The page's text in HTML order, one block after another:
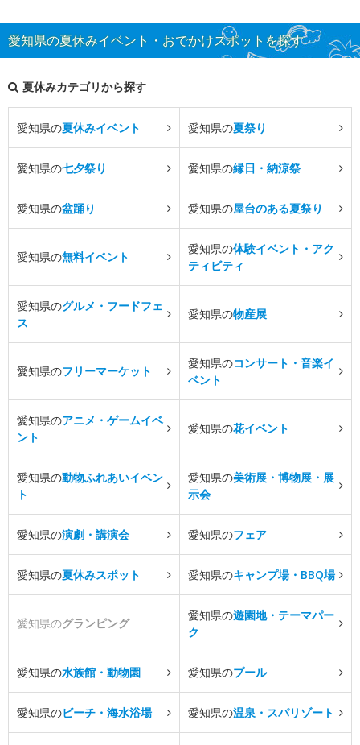
愛知県の夏休みイベント・おでかけスポットを探す
夏休みカテゴリから探す
愛知県の夏休みイベント 愛知県の夏祭り
愛知県の七夕祭り 愛知県の縁日・納涼祭
愛知県の盆踊り 愛知県の屋台のある夏祭り
愛知県の無料イベント
愛知県の体験イベント・アク
ティビティ
愛知県のグルメ・フードフェ
ス
愛知県の物産展
愛知県のフリーマーケット
愛知県のコンサート・音楽イ
ベント
愛知県のアニメ・ゲームイベ
ント
愛知県の花イベント
愛知県の動物ふれあいイベン
ト
愛知県の美術展・博物展・展
示会
愛知県の演劇・講演会 愛知県のフェア
愛知県の夏休みスポット 愛知県のキャンプ場・BBQ場
愛知県のグランピング
愛知県の遊園地・テーマパー
ク
愛知県の水族館・動物園 愛知県のプール
愛知県のビーチ・海水浴場 愛知県の温泉・スパリゾート